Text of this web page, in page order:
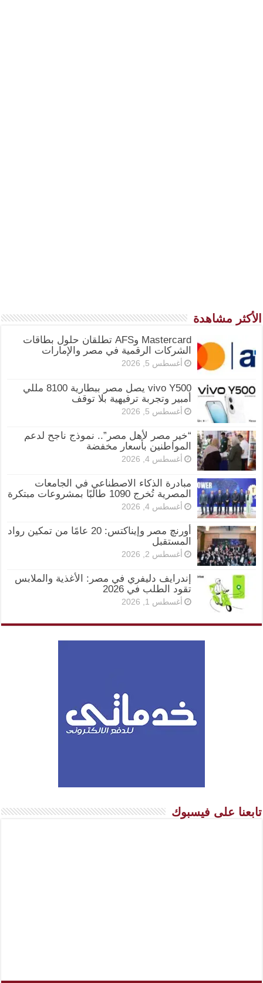
الأكثر مشاهدة
Mastercard وAFS تطلقان حلول بطاقات
الشركات الرقمية في مصر والإمارات
أغسطس 5, 2026
vivo Y500 يصل مصر ببطارية 8100 مللي
أمبير وتجربة ترفيهية بلا توقف
أغسطس 5, 2026
“خير مصر لأهل مصر”.. نموذج ناجح لدعم
المواطنين بأسعار مخفضة
أغسطس 4, 2026
مبادرة الذكاء الاصطناعي في الجامعات
المصرية تُخرج 1090 طالبًا بمشروعات مبتكرة
أغسطس 4, 2026
أورنچ مصر وإيناكتس: 20 عامًا من تمكين رواد
المستقبل
أغسطس 2, 2026
إندرايف دليفري في مصر: الأغذية والملابس
تقود الطلب في 2026
أغسطس 1, 2026
تابعنا على فيسبوك